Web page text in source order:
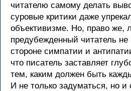
читателю самому делать
суровые критики даже
объективизме. Но, право же,
предубежденный читатель не
стороне симпатии и
что писатель заставляет
тем, каким должен быть
И не только задуматься, но и